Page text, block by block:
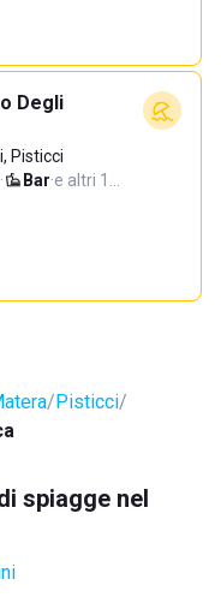
Degli
Pisticci
· Bar·e altri 1…
Pisticci
spiagge nel